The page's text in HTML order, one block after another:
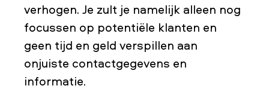
verhogen. Je zult je namelijk alleen nog
focussen op potentiële klanten en
geen tijd en geld verspillen aan
onjuiste contactgegevens en
informatie.